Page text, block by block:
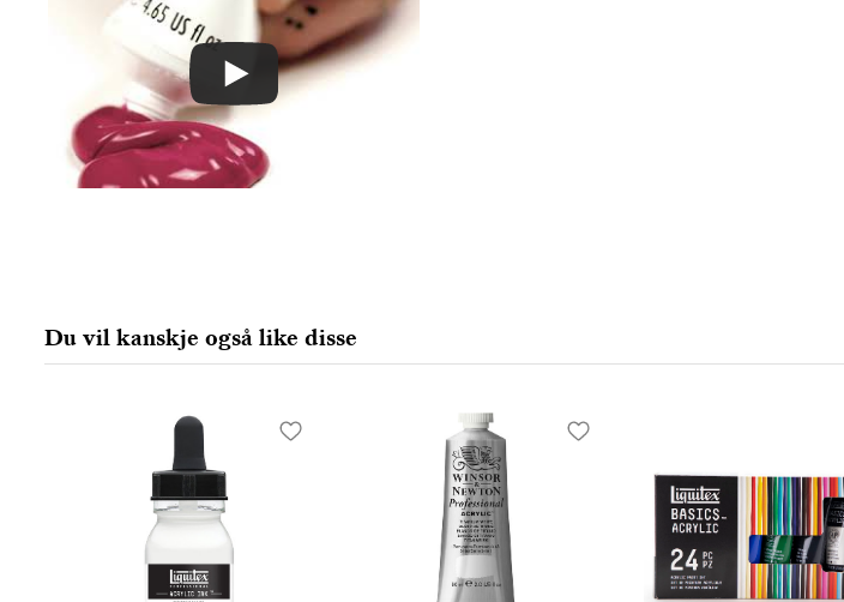
COLART NORTHERN EUROPE GMBH
Östra Långgatan 87
619 30 Trosa, Sweden
info@colart.se
+46 (0)8 709 34 20
Du vil kanskje også like disse